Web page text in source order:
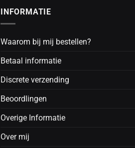
INFORMATIE
Waarom bij mij bestellen?
Betaal informatie
Discrete verzending
Beoordlingen
Overige Informatie
Over mij